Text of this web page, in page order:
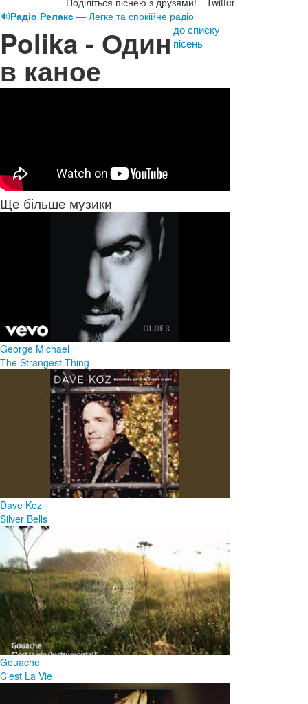
🔊Радіо Релакс — Легке та спокійне радіо
Polika - Один
в каное
до списку
пісень
Ще більше музики
George Michael
The Strangest Thing
Dave Koz
Silver Bells
Gouache
C'est La Vie